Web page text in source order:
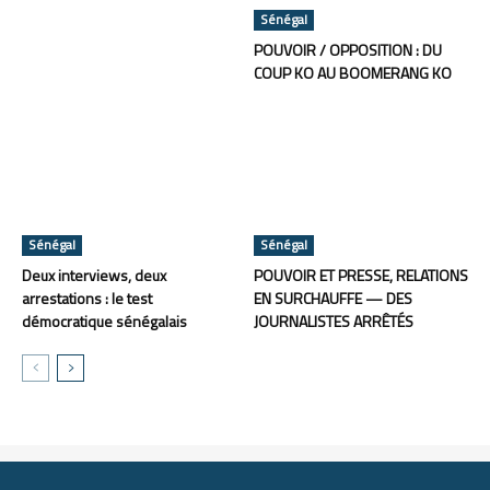
Sénégal
POUVOIR / OPPOSITION : DU
COUP KO AU BOOMERANG KO
Sénégal
Deux interviews, deux
arrestations : le test
démocratique sénégalais
Sénégal
POUVOIR ET PRESSE, RELATIONS
EN SURCHAUFFE — DES
JOURNALISTES ARRÊTÉS